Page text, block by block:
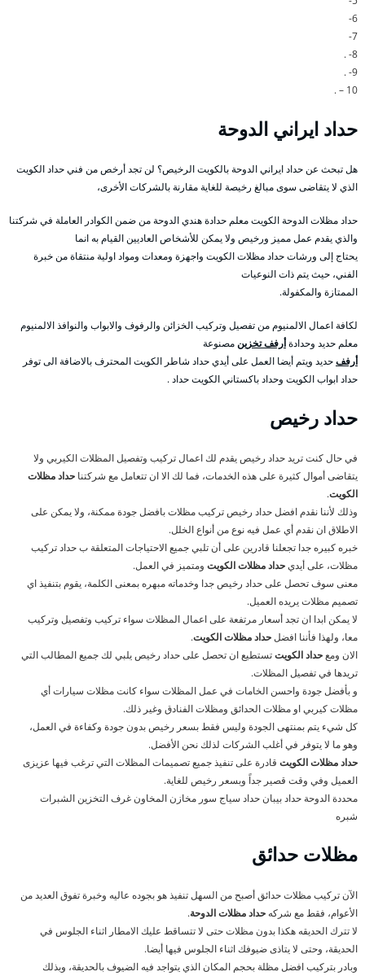
6-
7-
8- .
9- .
10 – .
حداد ايراني الدوحة
هل تبحث عن حداد ايراني الدوحة بالكويت الرخيص؟ لن تجد أرخص من فني حداد الكويت
الذي لا يتقاضى سوى مبالغ رخيصة للغاية مقارنة بالشركات الأخرى،
حداد مظلات الدوحة الكويت معلم حدادة هندي الدوحة من ضمن الكوادر العاملة في شركتنا
والذي يقدم عمل مميز ورخيص ولا يمكن للأشخاص العاديين القيام به انما
يحتاج إلى ورشات حداد مظلات الكويت واجهزة ومعدات ومواد اولية منتقاة من خبرة
الفني، حيث يتم ذات النوعيات
الممتازة والمكفولة.
لكافة اعمال الالمنيوم من تفصيل وتركيب الخزائن والرفوف والابواب والنوافذ الالمنيوم
معلم حديد وحدادةأرفف تخزينمصنوعة
أرففحديد ويتم أيضا العمل على أيدي حداد شاطر الكويت المحترف بالاضافة الى توفر
حداد ابواب الكويت وحداد باكستاني الكويت حداد .
حداد رخيص
في حال كنت تريد حداد رخيص يقدم لك اعمال تركيب وتفصيل المظلات الكيربي ولا
يتقاضى أموال كثيرة على هذه الخدمات، فما لك الا ان تتعامل مع شركتنا حداد مظلات
الكويت.
وذلك لأننا نقدم افضل حداد رخيص تركيب مظلات بافضل جودة ممكنة، ولا يمكن على
الاطلاق ان نقدم أي عمل فيه نوع من أنواع الخلل.
خبره كبيره جدا تجعلنا قادرين على أن تلبي جميع الاحتياجات المتعلقة ب حداد تركيب
مظلات، على أيديحداد مظلات الكويت ومتميز في العمل.
معنى سوف تحصل على حداد رخيص جدا وخدماته مبهره بمعنى الكلمة، يقوم بتنفيذ اي
تصميم مظلات يريده العميل.
لا يمكن ابدا ان تجد أسعار مرتفعة على اعمال المظلات سواء تركيب وتفصيل وتركيب
معا، ولهذا فأننا افضلحداد مظلات الكويت.
الان ومعحداد الكويتتستطيع ان تحصل على حداد رخيص يلبي لك جميع المطالب التي
تريدها في تفصيل المظلات.
و بأفضل جودة واحسن الخامات في عمل المظلات سواء كانت مظلات سيارات أي
مظلات كيربي او مظلات الحدائق ومظلات الفنادق وغير ذلك.
كل شيء يتم بمنتهى الجودة وليس فقط بسعر رخيص بدون جودة وكفاءة في العمل،
وهو ما لا يتوفر في أغلب الشركات لذلك نحن الأفضل.
حداد مظلات الكويت قادرة على تنفيذ جميع تصميمات المظلات التي ترغب فيها عزيزى
العميل وفي وقت قصير جداً وبسعر رخيص للغاية.
محددة الدوحة حداد بيبان حداد سياج سور مخازن المخاون غرف التخزين الشبرات
شبره
مظلات حدائق
الآن تركيب مظلات حدائق أصبح من السهل تنفيذ هو بجوده عاليه وخبرة تفوق العديد من
الأعوام، فقط مع شركه حداد مظلات الدوحة.
لا تترك الحديقه هكذا بدون مظلات حتى لا تتساقط عليك الامطار اثناء الجلوس في
الحديقة، وحتى لا يتاذى ضيوفك اثناء الجلوس فيها أيضا.
وبادر بتركيب افضل مظلة بحجم المكان الذي يتواجد فيه الضيوف بالحديقة، وبذلك